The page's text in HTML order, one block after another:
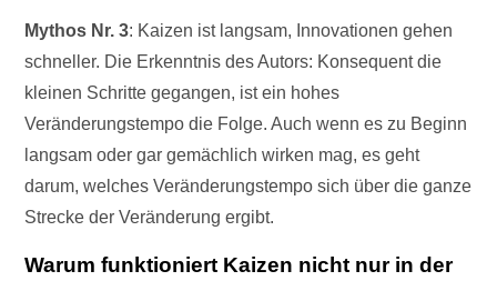
Mythos Nr. 3: Kaizen ist langsam, Innovationen gehen
schneller. Die Erkenntnis des Autors: Konsequent die
kleinen Schritte gegangen, ist ein hohes
Veränderungstempo die Folge. Auch wenn es zu Beginn
langsam oder gar gemächlich wirken mag, es geht
darum, welches Veränderungstempo sich über die ganze
Strecke der Veränderung ergibt.
Warum funktioniert Kaizen nicht nur in der